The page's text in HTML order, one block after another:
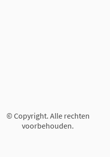
© Copyright. Alle rechten
voorbehouden.